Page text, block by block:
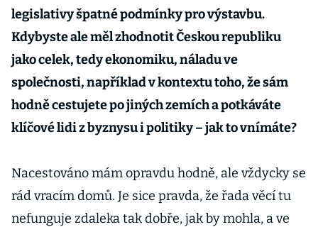
legislativy špatné podmínky pro výstavbu.
Kdybyste ale měl zhodnotit Českou republiku
jako celek, tedy ekonomiku, náladu ve
společnosti, například v kontextu toho, že sám
hodně cestujete po jiných zemích a potkáváte
klíčové lidi z byznysu i politiky – jak to vnímáte?
Nacestováno mám opravdu hodně, ale vždycky se
rád vracím domů. Je sice pravda, že řada věcí tu
nefunguje zdaleka tak dobře, jak by mohla, a ve